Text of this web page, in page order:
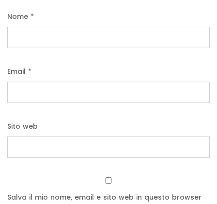
Nome *
Email *
Sito web
Salva il mio nome, email e sito web in questo browser